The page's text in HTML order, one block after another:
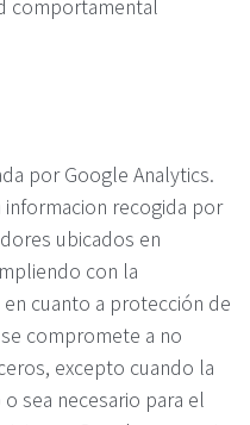
comportamental
por Google Analytics.
informacion recogida por
ubicados en
con la
cuanto a protección de
compromete a no
excepto cuando la
sea necesario para el